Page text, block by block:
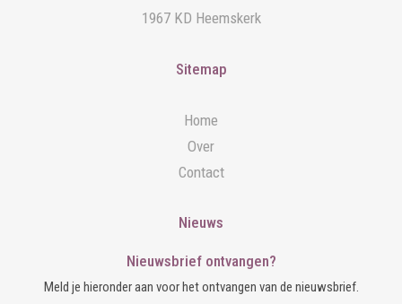
1967 KD Heemskerk
Sitemap
Home
Over
Contact
Nieuws
Nieuwsbrief ontvangen?
Meld je hieronder aan voor het ontvangen van de nieuwsbrief.